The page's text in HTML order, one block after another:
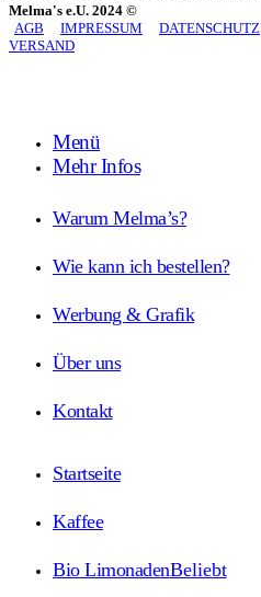
Melma's e.U. 2024 ©
AGB
IMPRESSUM DATENSCHUTZ
VERSAND
Menü
Mehr Infos
Warum Melma’s?
Wie kann ich bestellen?
Werbung & Grafik
Über uns
Kontakt
Startseite
Kaffee
Bio LimonadenBeliebt